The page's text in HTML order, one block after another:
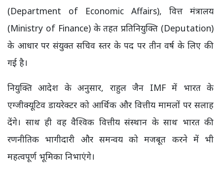
(Department of Economic Affairs), वित्त मंत्रालय
(Ministry of Finance) के तहत प्रतिनियुक्ति (Deputation)
के आधार पर संयुक्त सचिव स्तर के पद पर तीन वर्ष के लिए की
गई है।
नियुक्ति आदेश के अनुसार, राहुल जैन IMF में भारत के
एग्जीक्यूटिव डायरेक्टर को आर्थिक और वित्तीय मामलों पर सलाह
देंगे। साथ ही वह वैश्विक वित्तीय संस्थान के साथ भारत की
रणनीतिक भागीदारी और समन्वय को मजबूत करने में भी
महत्वपूर्ण भूमिका निभाएंगे।